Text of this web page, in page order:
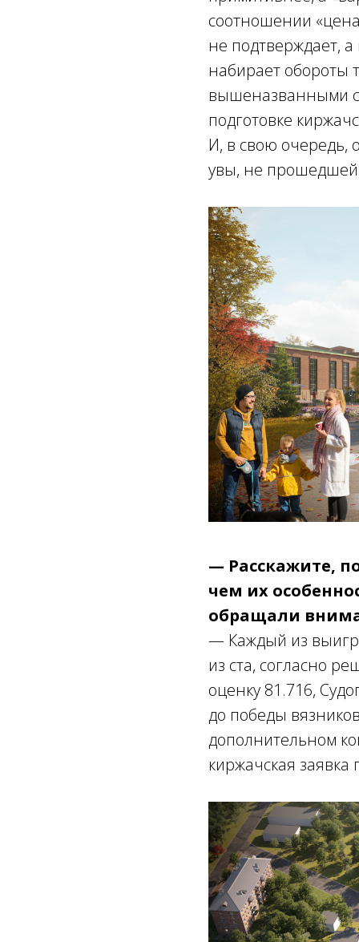
соотношении
не подтверждает,
набирает обороты
вышеназванными
подготовке
И, в свою очередь,
увы, не прошедшей
— Расскажите,
чем их
обращали
— Каждый из
из ста, согласно
оценку 81.716,
до победы
дополнительном
киржачская заявка